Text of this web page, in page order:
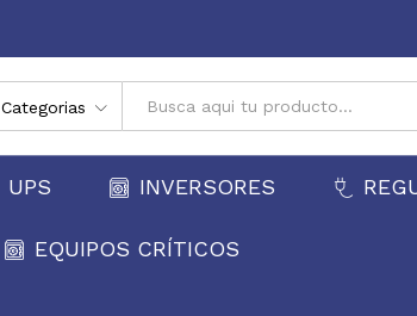
Categorias
UPS INVERSORES
EQUIPOS CRÍTICOS